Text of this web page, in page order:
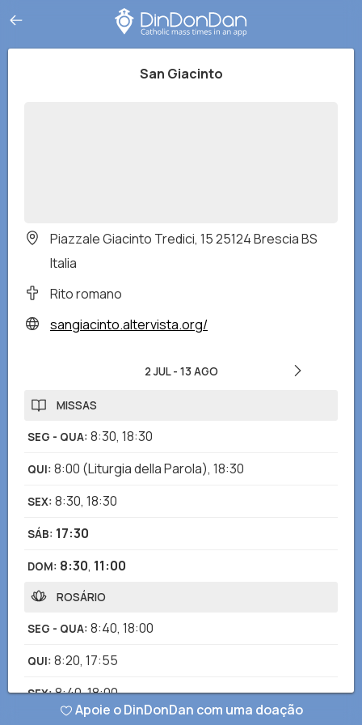
San Giacinto
Piazzale Giacinto Tredici, 15 25124 Brescia BS
Italia
Rito romano
sangiacinto.altervista.org/
2 JUL- 13 AGO
MISSAS
SEG - QUA: 8:30, 18:30
QUI: 8:00 (Liturgia della Parola), 18:30
SEX: 8:30, 18:30
SÁB: 17:30
DOM: 8:30, 11:00
ROSÁRIO
SEG - QUA: 8:40, 18:00
QUI: 8:20, 17:55
SEX:8:40,18:00
Apoie o DinDonDan com uma doação